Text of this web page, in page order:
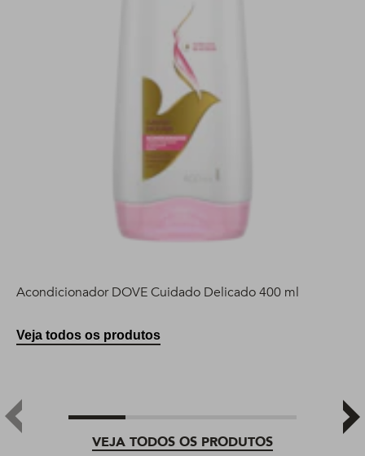
VEJA TODOS OS PRODUTOS
Acondicionador DOVE Cuidado Delicado 400 ml
Veja todos os produtos